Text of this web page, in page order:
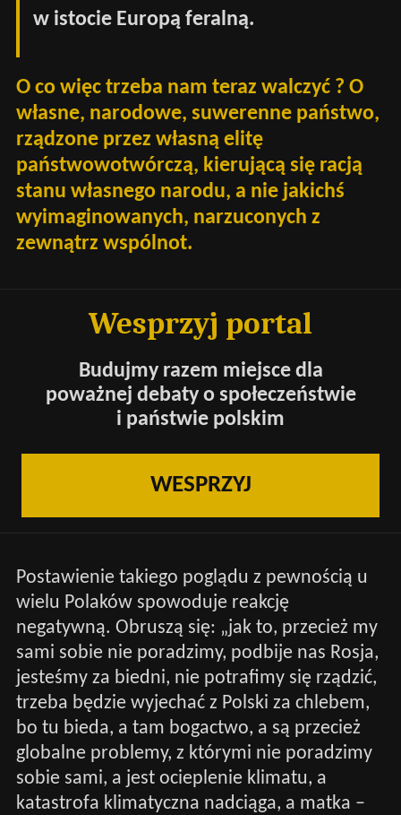
w istocie Europą feralną.
O co więc trzeba nam teraz walczyć ? O
własne, narodowe, suwerenne państwo,
rządzone przez własną elitę
państwowotwórczą, kierującą się racją
stanu własnego narodu, a nie jakichś
wyimaginowanych, narzuconych z
zewnątrz wspólnot.
Wesprzyj portal
Budujmy razem miejsce dla
poważnej debaty o społeczeństwie
i państwie polskim
WESPRZYJ
Postawienie takiego poglądu z pewnością u
wielu Polaków spowoduje reakcję
negatywną. Obruszą się: „jak to, przecież my
sami sobie nie poradzimy, podbije nas Rosja,
jesteśmy za biedni, nie potrafimy się rządzić,
trzeba będzie wyjechać z Polski za chlebem,
bo tu bieda, a tam bogactwo, a są przecież
globalne problemy, z którymi nie poradzimy
sobie sami, a jest ocieplenie klimatu, a
katastrofa klimatyczna nadciąga, a matka –